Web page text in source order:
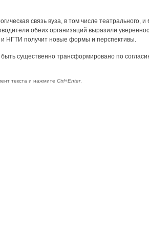
связь вуза, в том числе театрального, и
обеих организаций выразили
НГТИ получит новые формы и перспективы.
существенно трансформировано по
текста и нажмите Ctrl+Enter.